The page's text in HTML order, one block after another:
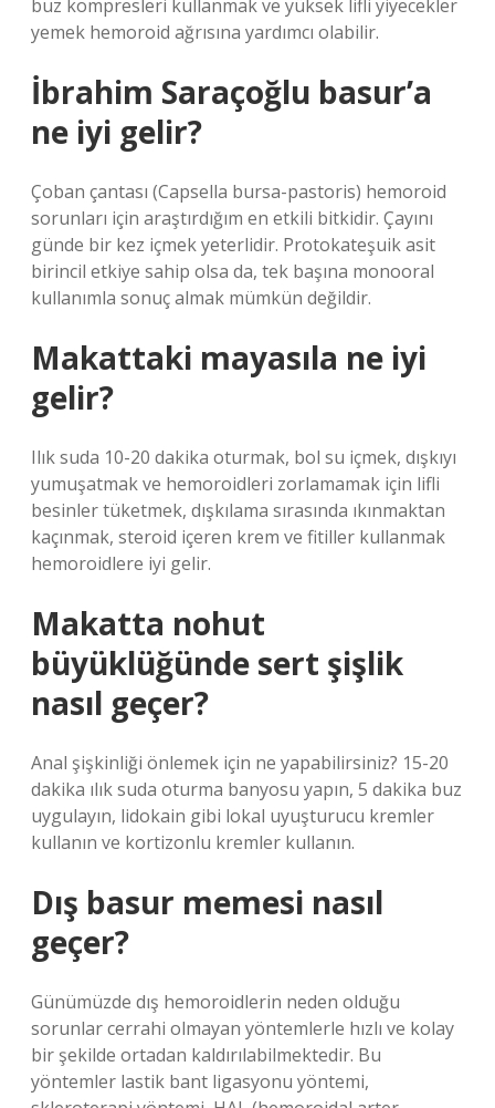
buz kompresleri kullanmak ve yüksek lifli yiyecekler
yemek hemoroid ağrısına yardımcı olabilir.
İbrahim Saraçoğlu basur’a
ne iyi gelir?
Çoban çantası (Capsella bursa-pastoris) hemoroid
sorunları için araştırdığım en etkili bitkidir. Çayını
günde bir kez içmek yeterlidir. Protokateşuik asit
birincil etkiye sahip olsa da, tek başına monooral
kullanımla sonuç almak mümkün değildir.
Makattaki mayasıla ne iyi
gelir?
Ilık suda 10-20 dakika oturmak, bol su içmek, dışkıyı
yumuşatmak ve hemoroidleri zorlamamak için lifli
besinler tüketmek, dışkılama sırasında ıkınmaktan
kaçınmak, steroid içeren krem ​​ve fitiller kullanmak
hemoroidlere iyi gelir.
Makatta nohut
büyüklüğünde sert şişlik
nasıl geçer?
Anal şişkinliği önlemek için ne yapabilirsiniz? 15-20
dakika ılık suda oturma banyosu yapın, 5 dakika buz
uygulayın, lidokain gibi lokal uyuşturucu kremler
kullanın ve kortizonlu kremler kullanın.
Dış basur memesi nasıl
geçer?
Günümüzde dış hemoroidlerin neden olduğu
sorunlar cerrahi olmayan yöntemlerle hızlı ve kolay
bir şekilde ortadan kaldırılabilmektedir. Bu
yöntemler lastik bant ligasyonu yöntemi,